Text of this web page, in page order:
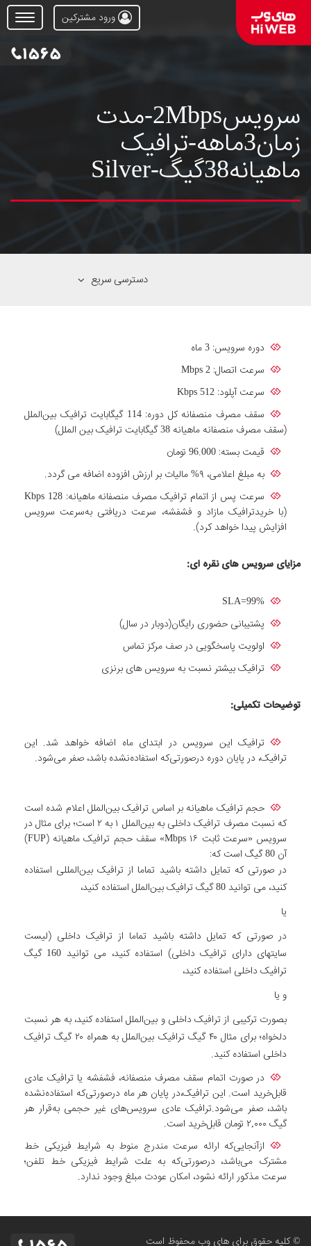
Open
Menu
ورود مشترکین
سرویس2Mbps-مدت
زمان3ماهه-ترافیک
ماهیانه38گیگ-Silver
دسترسی سریع
دوره سرویس: 3 ماه
سرعت اتصال: Mbps 2
سرعت آپلود: Kbps 512
سقف مصرف منصفانه کل دوره: 114 گیگابایت ترافیک بین‌الملل
(سقف مصرف منصفانه ماهیانه 38 گیگابایت ترافیک بین الملل)
قیمت بسته: 96.000 تومان
به مبلغ اعلامی، ۹% مالیات بر ارزش افزوده اضافه می گردد.
سرعت پس از اتمام ترافیک مصرف منصفانه ماهیانه: Kbps 128
(با خریدترافیک مازاد و فشفشه، سرعت دریافتی به‌سرعت سرویس
افزایش پیدا خواهد کرد).
مزایای سرویس های نقره ای:
SLA=99%
پشتیبانی حضوری رایگان(دوبار در سال)
اولویت پاسخگویی در صف مرکز تماس
ترافیک بیشتر نسبت به سرویس های برنزی
توضیحات تکمیلی:
ترافیک این سرویس در ابتدای ماه اضافه خواهد شد. این
ترافیک، در پایان دوره درصورتی‌که استفاده‌نشده باشد، صفر می‌شود.
حجم ترافیک ماهیانه بر اساس ترافیک بین‌الملل اعلام شده است
که نسبت مصرف ترافیک داخلی به بین‌الملل ۱ به ۲ است؛ برای مثال در
سرویس «سرعت ثابت Mbps ۱۶» سقف حجم ترافیک ماهیانه (FUP)
آن 80 گیگ است که:
در صورتی که تمایل داشته باشید تماما از ترافیک بین‌المللی استفاده
کنید، می توانید 80 گیگ ترافیک بین‌الملل استفاده کنید،
یا
در صورتی که تمایل داشته باشید تماما از ترافیک داخلی (لیست
سایتهای دارای ترافیک داخلی) استفاده کنید، می توانید 160 گیگ
ترافیک داخلی استفاده کنید،
و یا
بصورت ترکیبی از ترافیک داخلی و بین‌الملل استفاده کنید، به هر نسبت
دلخواه؛ برای مثال ۴۰ گیگ ترافیک بین‌الملل به همراه ۲۰ گیگ ترافیک
داخلی استفاده کنید.
در صورت اتمام سقف مصرف منصفانه، فشفشه یا ترافیک عادی
قابل‌خرید است. این ترافیک،در پایان هر ماه درصورتی‌که استفاده‌نشده
باشد، صفر می‌شود.ترافیک عادی سرویس‌های غیر حجمی به‌قرار هر
گیگ ۲,۰۰۰ تومان قابل‌خرید است.
ازآنجایی‌که ارائه سرعت مندرج منوط به شرایط فیزیکی خط
مشترک می‌باشد، درصورتی‌که به علت شرایط فیزیکی خط تلفن؛
سرعت مذکور ارائه نشود، امکان عودت مبلغ وجود ندارد.
© کلیه حقوق برای های وب محفوظ است